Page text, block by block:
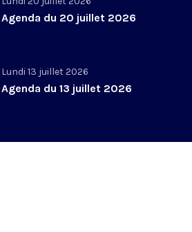
Agenda du 20 juillet 2026
Lundi 13 juillet 2026
Agenda du 13 juillet 2026